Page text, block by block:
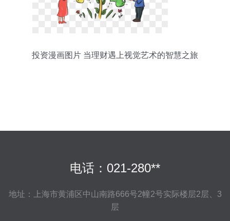
投资漫画图片 当理财遇上视觉艺术的智慧之旅
电话：021-280**
地址：上海市黄浦区中山南路666号2幢2号实际楼层2层、3
层